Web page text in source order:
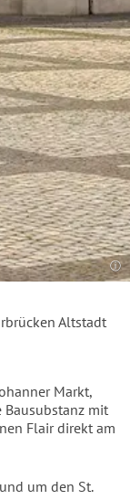
Altstadt
Markt,
Bausubstanz mit
Flair direkt am
um den St.